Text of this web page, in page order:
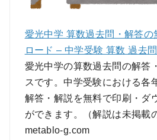
愛光中学 算数過去問・解答の
ロード – 中学受験 算数 過去
愛光中学の算数過去問の解答
スです。中学受験における各
解答・解説を無料で印刷・ダ
ができます。（解説は未掲載
metablo-g.com